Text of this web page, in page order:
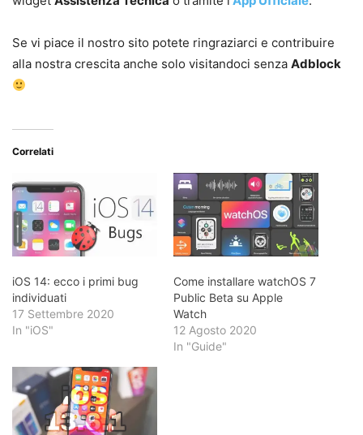
Se vi piace il nostro sito potete ringraziarci e contribuire
alla nostra crescita anche solo visitandoci senza Adblock
Correlati
iOS 14: ecco i primi bug
individuati
17 Settembre 2020
In "iOS"
Come installare watchOS 7
Public Beta su Apple
Watch
12 Agosto 2020
In "Guide"